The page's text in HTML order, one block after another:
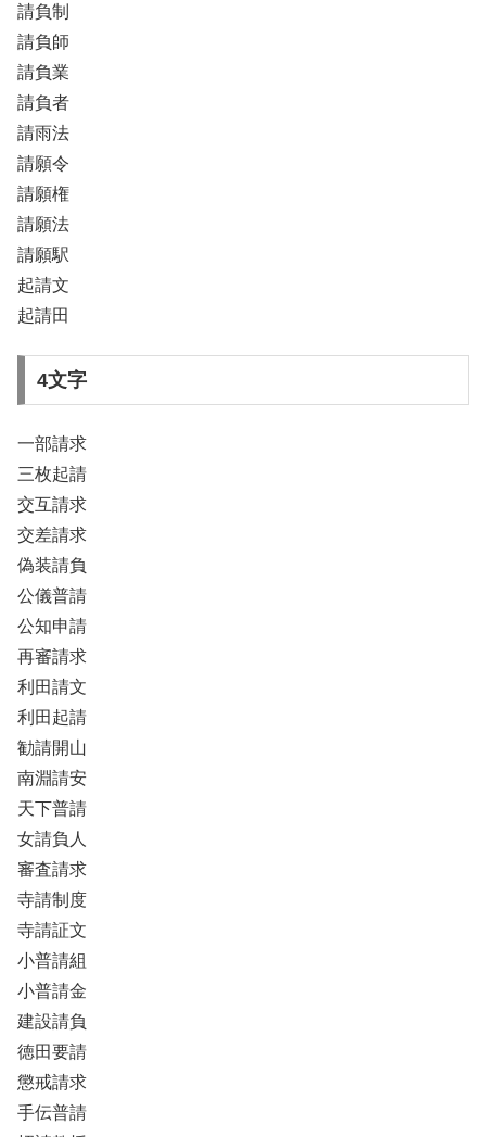
請負制
請負師
請負業
請負者
請雨法
請願令
請願権
請願法
請願駅
起請文
起請田
4文字
一部請求
三枚起請
交互請求
交差請求
偽装請負
公儀普請
公知申請
再審請求
利田請文
利田起請
勧請開山
南淵請安
天下普請
女請負人
審査請求
寺請制度
寺請証文
小普請組
小普請金
建設請負
徳田要請
懲戒請求
手伝普請